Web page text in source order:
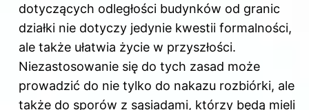
dotyczących odległości budynków od granic
działki nie dotyczy jedynie kwestii formalności,
ale także ułatwia życie w przyszłości.
Niezastosowanie się do tych zasad może
prowadzić do nie tylko do nakazu rozbiórki, ale
także do sporów z sąsiadami, którzy będą mieli